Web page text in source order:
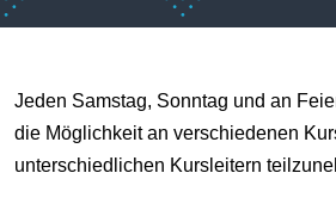
Jeden Samstag, Sonntag und an
die Möglichkeit an verschiedenen
unterschiedlichen Kursleitern